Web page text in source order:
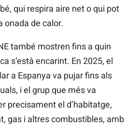
qui respira aire net o qui pot
onada de calor.
també mostren fins a quin
s’està encarint. En 2025, el
a Espanya va pujar fins als
i el grup que més va
precisament el d’habitatge,
gas i altres combustibles, amb